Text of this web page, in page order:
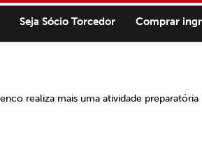
Seja Sócio Torcedor Comprar